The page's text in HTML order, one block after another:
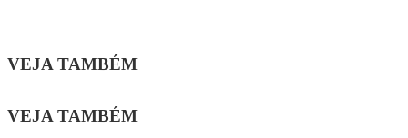
VEJA TAMBÉM
VEJA TAMBÉM